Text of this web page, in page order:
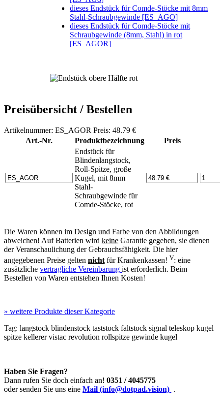
dieses Endstück für Comde-Stöcke mit 8mm
Stahl-Schraubgewinde [ES_AGO]
dieses Endstück für Comde-Stöcke mit
Schraubgewinde (8mm, Stahl) in rot
[ES_AGOR]
Preisübersicht / Bestellen
Artikelnummer: ES_AGOR Preis: 48.79 €
Art.-Nr.
Produktbezeichnung
Preis
Endstück für
Blindenlangstock,
Roll-Spitze, große
Kugel, mit 8mm
Stahl-
Schraubgewinde für
Comde-Stöcke, rot
Die Waren können im Design und Farbe von den Abbildungen
abweichen! Auf Batterien wird keine Garantie gegeben, sie dienen
der Veranschaulichung der Gebrauchsfähigkeit. Die hier
angegebenen Preise gelten nicht für Krankenkassen! V: eine
zusätzliche vertragliche Vereinbarung ist erforderlich. Beim
Bestellen von Waren entstehen Ihnen Kosten!
» weitere Produkte dieser Kategorie
Tag: langstock blindenstock taststock faltstock signal teleskop kugel
spitze kellerervistac revolution rollspitze gewinde kugel
Haben Sie Fragen?
Dann rufen Sie doch einfach an! 0351 / 4045775
oder senden Sie uns eine Mail (info@dotpad.vision) .